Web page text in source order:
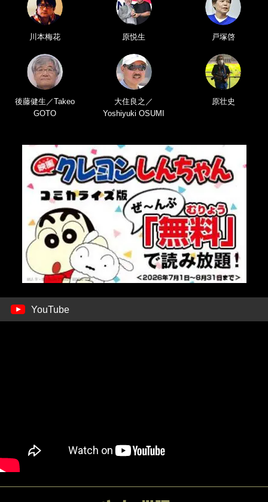
川本梅花 原悦生 戸塚啓
後藤健生／Takeo
GOTO
大住良之／
Yoshiyuki OSUMI
原壮史
YouTube